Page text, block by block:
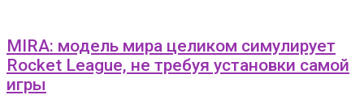
MIRA: модель мира целиком симулирует
Rocket League, не требуя установки самой
игры